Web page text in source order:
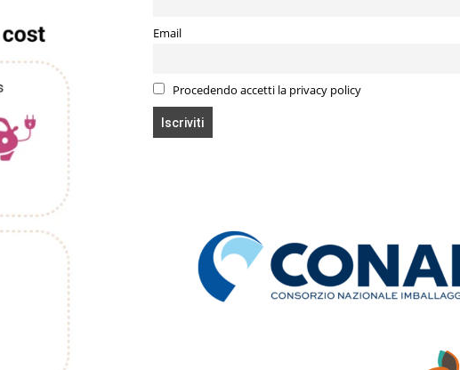
Email
Procedendo accetti la privacy policy